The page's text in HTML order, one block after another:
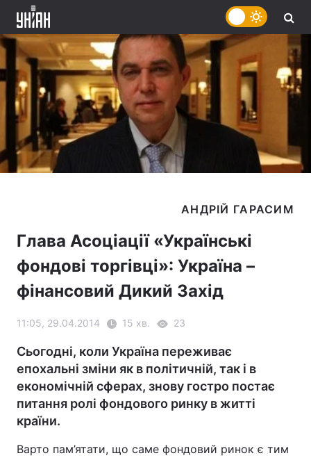
Глава Асоціації «Українські
фондові торгівці»: Україна –
фінансовий Дикий Захід
11:05, 29.04.2014 15 хв. 23
Сьогодні, коли Україна переживає
епохальні зміни як в політичній, так і в
економічній сферах, знову гостро постає
питання ролі фондового ринку в житті
країни.
Варто пам’ятати, що саме фондовий ринок є тим